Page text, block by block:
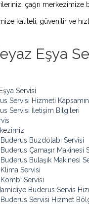
çağrı merkezimize
kaliteli, güvenilir ve
Eşya
Servisi
Servisi Hizmeti
Servisi İletişim Bilgileri
Buzdolabı Servisi
Çamaşır Makinesi
Bulaşık Makinesi
Servisi
Servisi
Buderus Servis
Servisi Hizmet